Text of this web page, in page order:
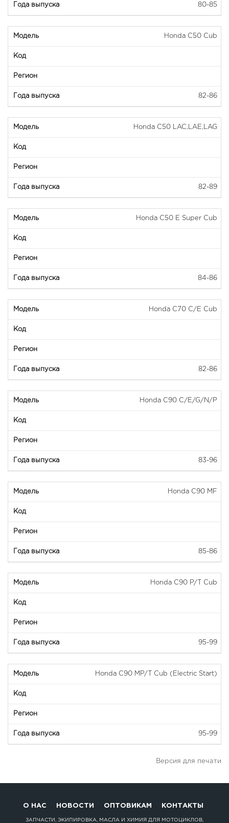
80-85
Honda C50 Cub
82-86
Honda C50 LAC,LAE,LAG
82-89
Honda C50 E Super Cub
84-86
Honda C70 C/E Cub
82-86
Honda C90 C/E/G/N/P
83-96
Honda C90 MF
85-86
Honda C90 P/T Cub
95-99
Honda C90 MP/T Cub (Electric Start)
95-99
Версия для печати
О НАС НОВОСТИ ОПТОВИКАМ КОНТАКТЫ
ЗАПЧАСТИ, ЭКИПИРОВКА, МАСЛА И ХИМИЯ ДЛЯ МОТОЦИКЛОВ,